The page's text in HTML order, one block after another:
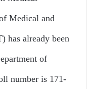
Medical and
has already been
of
number is 171-